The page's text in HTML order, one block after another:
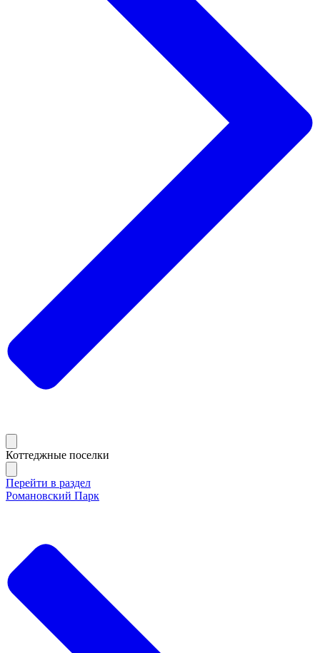
Коттеджные поселки
Перейти в раздел
Романовский Парк